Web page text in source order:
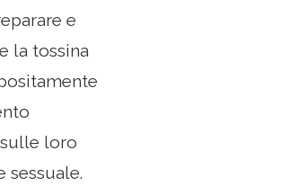
e
la tossina
loro